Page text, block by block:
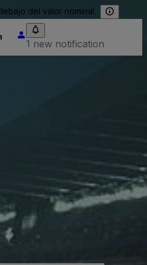
del valor nominal.
1 new notification